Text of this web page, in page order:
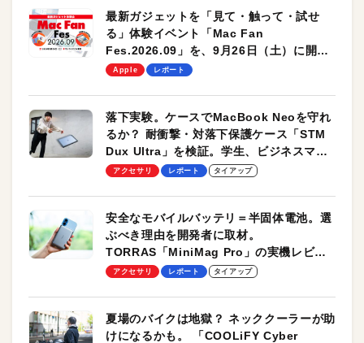
最新ガジェットを「見て・触って・試せ
る」体験イベント「Mac Fan
Fes.2026.09」を、9月26日（土）に開催
します！
Apple レポート
落下実験。ケースでMacBook Neoを守れ
るか？ 耐衝撃・対落下保護ケース「STM
Dux Ultra」を検証。学生、ビジネスマン
のモバイルユースに最適！
アクセサリ レポート タイアップ
安全なモバイルバッテリ＝半固体電池。選
ぶべき理由を開発者に取材。
TORRAS「MiniMag Pro」の実機レビュ
ーも
アクセサリ レポート タイアップ
夏場のバイクは地獄？ ネッククーラーが助
けになるかも。 「COOLiFY Cyber